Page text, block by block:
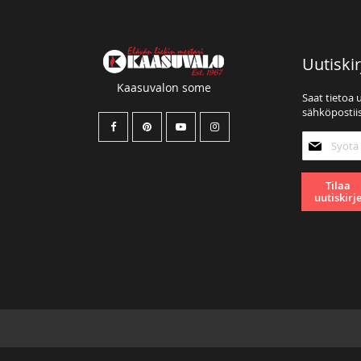
Kaasuvalon some
Saat tietoa
Tilaa
uutiskirje